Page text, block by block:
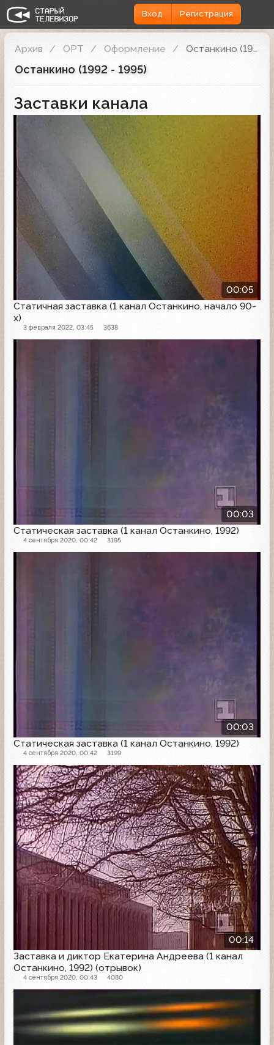
Вход Регистрация
Архив ОРТ Оформление Останкино (1992 - 1995)
Останкино (1992 - 1995)
Заставки канала
00:05
Статичная заставка (1 канал Останкино, начало 90-
х)
3 февраля 2022, 03:45 3638
00:03
Статическая заставка (1 канал Останкино, 1992)
4 сентября 2020, 00:42 3195
00:03
Статическая заставка (1 канал Останкино, 1992)
4 сентября 2020, 00:42 3199
00:14
Заставка и диктор Екатерина Андреева (1 канал
Останкино, 1992) (отрывок)
4 сентября 2020, 00:43 4080
Заставка